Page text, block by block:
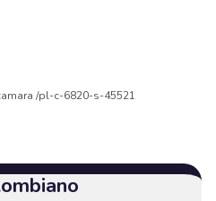
pl-c-6820-s-45521